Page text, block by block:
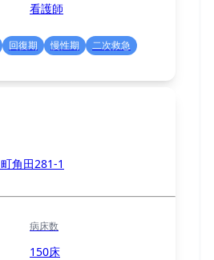
看護師
回復期 慢性期
二次救急
角田281-1
病床数
150床